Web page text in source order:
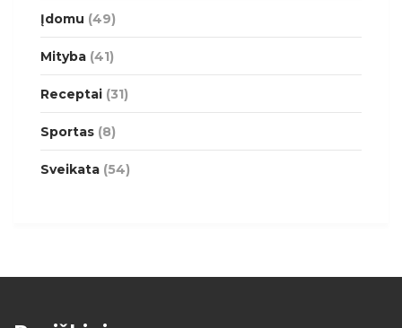
Įdomu (49)
Mityba (41)
Receptai (31)
Sportas (8)
Sveikata (54)